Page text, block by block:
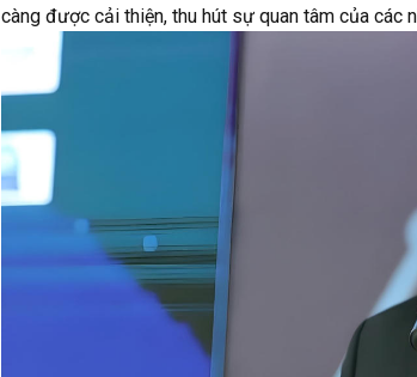
càng được cải thiện, thu hút sự quan tâm của các